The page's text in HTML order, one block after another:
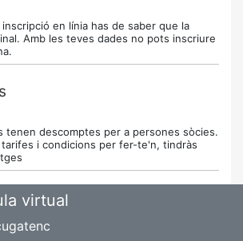
en línia has de saber que la
Amb les teves dades no pots inscriure
tenen descomptes per a persones sòcies.
tarifes i condicions per fer-te'n, tindràs
virtual